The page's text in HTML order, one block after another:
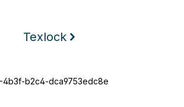
Texlock